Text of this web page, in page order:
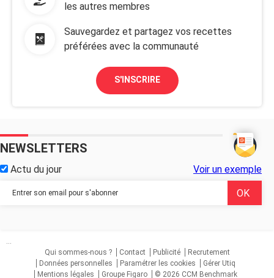
les autres membres
Sauvegardez et partagez vos recettes
préférées avec la communauté
S'INSCRIRE
NEWSLETTERS
Actu du jour Voir un exemple
...
Qui sommes-nous ?
Contact Publicité
Recrutement
Données personnelles
Paramétrer les cookies
Gérer Utiq
Mentions légales
Groupe Figaro © 2026 CCM Benchmark